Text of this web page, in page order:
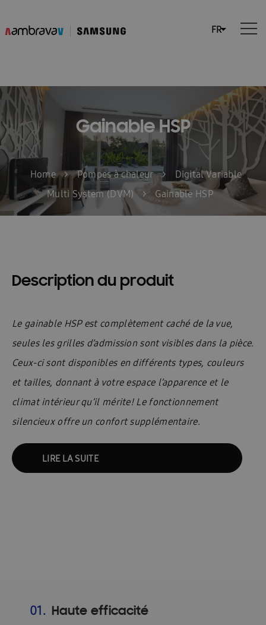
Gainable HSP
Home > Pompes à chaleur >
Digital Variable
Multi System (DVM)
> Gainable HSP
Description du produit
Le gainable HSP est complètement caché de la vue,
seules les grilles d’admission sont visibles dans la pièce.
Ceux-ci sont disponibles en différents types, couleurs
et tailles, donnant à votre espace l’apparence et le
climat intérieur qu’il mérite! Le fonctionnement
silencieux offre un confort supplémentaire.
LIRE LA SUITE
01. Haute efficacité